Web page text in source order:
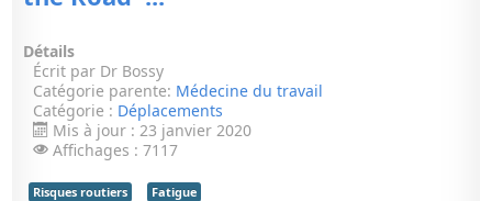
Détails
Écrit par Dr Bossy
Catégorie parente: Médecine du travail
Catégorie : Déplacements
Mis à jour : 23 janvier 2020
Affichages : 7117
Risques routiers Fatigue